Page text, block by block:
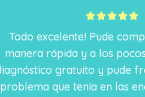
  5
/
5
Todo excelente! Pude
manera rápida y a los
diagnóstico gratuito y pude